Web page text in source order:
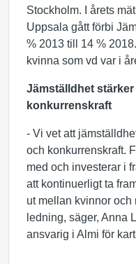
Stockholm. I årets
Uppsala gått förbi
% 2013 till 14 %
kvinna som vd var i
Jämställdhet
konkurrenskraft
- Vi vet att
och konkurrenskraft.
med och investerar i
att kontinuerligt ta
ut mellan kvinnor och
ledning, säger, Anna
ansvarig i Almi för